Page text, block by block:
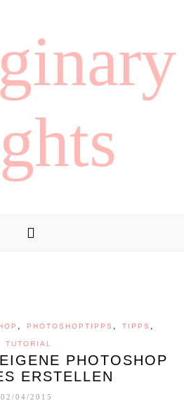
, PHOTOSHOPTIPPS , TIPPS ,
TUTORIAL
PHOTOSHOP
ERSTELLEN
02/04/2015